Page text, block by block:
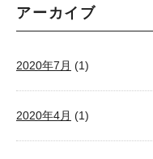
アーカイブ
2020年7月 (1)
2020年4月 (1)